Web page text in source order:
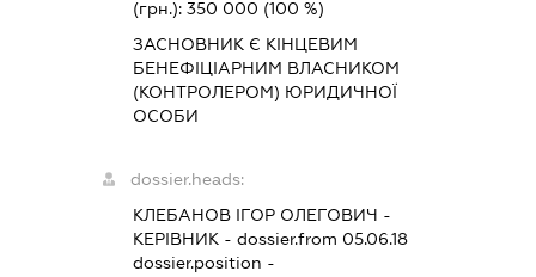
(грн.): 350 000 (100 %)
ЗАСНОВНИК Є КІНЦЕВИМ
БЕНЕФІЦІАРНИМ ВЛАСНИКОМ
(КОНТРОЛЕРОМ) ЮРИДИЧНОЇ
ОСОБИ
dossier.heads:
КЛЕБАНОВ ІГОР ОЛЕГОВИЧ -
КЕРІВНИК - dossier.from 05.06.18
dossier.position -